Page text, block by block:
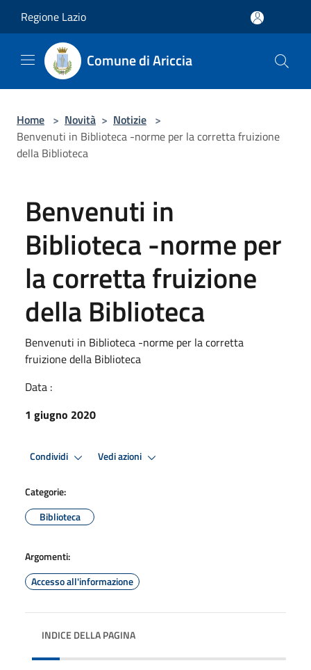
Regione Lazio
Comune di Ariccia
Home > Novità > Notizie >
Benvenuti in Biblioteca -norme per la corretta fruizione
della Biblioteca
Benvenuti in
Biblioteca -norme per
la corretta fruizione
della Biblioteca
Benvenuti in Biblioteca -norme per la corretta
fruizione della Biblioteca
Data :
1 giugno 2020
Condividi Vedi azioni
Categorie:
Biblioteca
Argomenti:
Accesso all'informazione
INDICE DELLA PAGINA